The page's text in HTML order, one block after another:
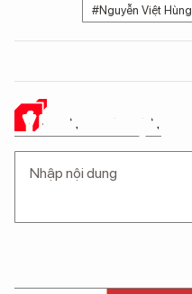
#Nguyễn Việt Hùng
Ý KIẾN CỦA BẠN